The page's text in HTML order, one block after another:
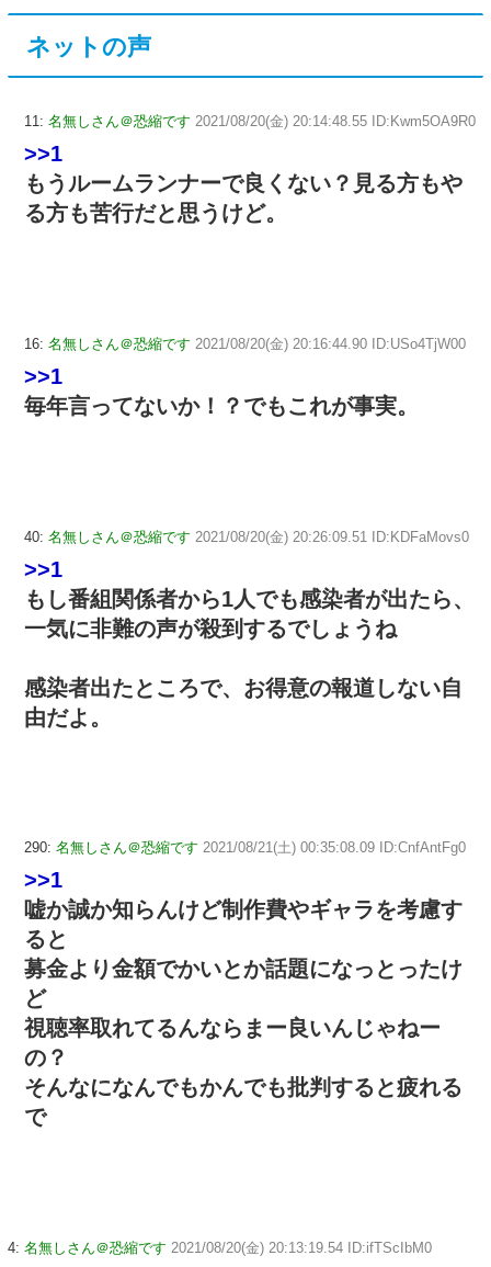
ネットの声
11: 名無しさん＠恐縮です 2021/08/20(金) 20:14:48.55 ID:Kwm5OA9R0
>>1
もうルームランナーで良くない？見る方もや
る方も苦行だと思うけど。
16: 名無しさん＠恐縮です 2021/08/20(金) 20:16:44.90 ID:USo4TjW00
>>1
毎年言ってないか！？でもこれが事実。
40: 名無しさん＠恐縮です 2021/08/20(金) 20:26:09.51 ID:KDFaMovs0
>>1
もし番組関係者から1人でも感染者が出たら、
一気に非難の声が殺到するでしょうね
感染者出たところで、お得意の報道しない自
由だよ。
290: 名無しさん＠恐縮です 2021/08/21(土) 00:35:08.09 ID:CnfAntFg0
>>1
嘘か誠か知らんけど制作費やギャラを考慮す
ると
募金より金額でかいとか話題になっとったけ
ど
視聴率取れてるんならまー良いんじゃねー
の？
そんなになんでもかんでも批判すると疲れる
で
4: 名無しさん＠恐縮です 2021/08/20(金) 20:13:19.54 ID:ifTScIbM0